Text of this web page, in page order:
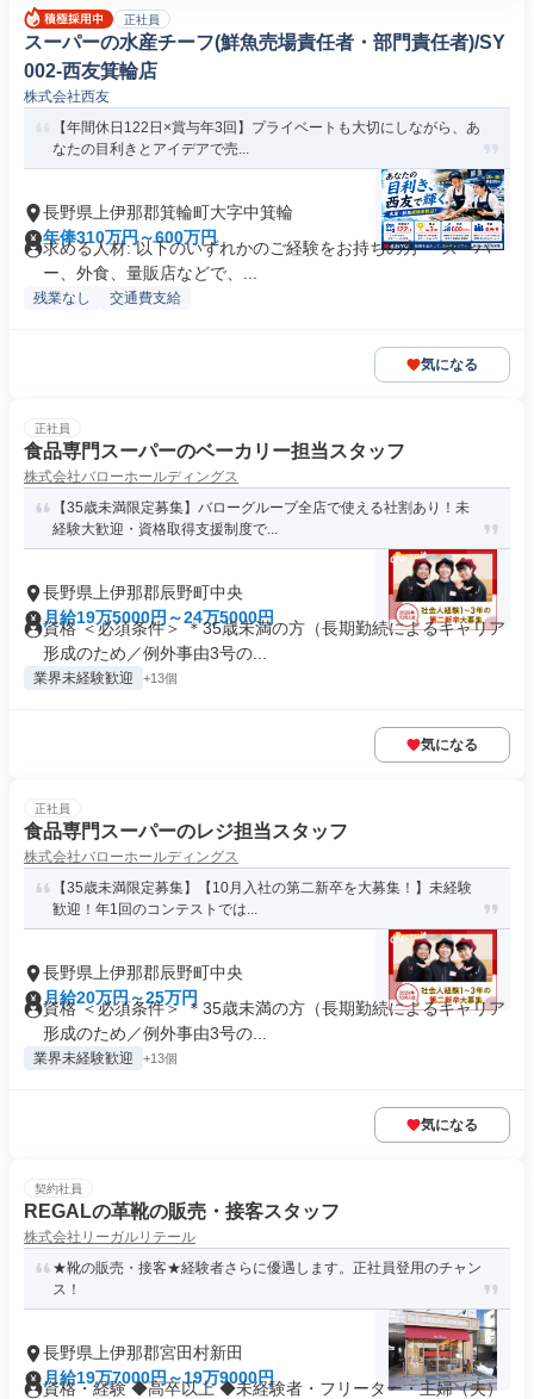
正社員
スーパーの水産チーフ(鮮魚売場責任者・部門責任者)/SY
002-西友箕輪店
株式会社西友
【年間休日122日×賞与年3回】プライベートも大切にしながら、あ
なたの目利きとアイデアで売...
長野県上伊那郡箕輪町大字中箕輪
年俸310万円～600万円
求める人材: 以下のいずれかのご経験をお持ちの方 ・スーパ
ー、外食、量販店などで、...
残業なし 交通費支給
気になる
正社員
食品専門スーパーのベーカリー担当スタッフ
株式会社バローホールディングス
【35歳未満限定募集】バローグループ全店で使える社割あり！未
経験大歓迎・資格取得支援制度で...
長野県上伊那郡辰野町中央
月給19万5000円～24万5000円
資格 ＜必須条件＞ ＊35歳未満の方（長期勤続によるキャリア
形成のため／例外事由3号の...
業界未経験歓迎 +13個
気になる
正社員
食品専門スーパーのレジ担当スタッフ
株式会社バローホールディングス
【35歳未満限定募集】【10月入社の第二新卒を大募集！】未経験
歓迎！年1回のコンテストでは...
長野県上伊那郡辰野町中央
月給20万円～25万円
資格 ＜必須条件＞ ＊35歳未満の方（長期勤続によるキャリア
形成のため／例外事由3号の...
業界未経験歓迎 +13個
気になる
契約社員
REGALの革靴の販売・接客スタッフ
株式会社リーガルリテール
★靴の販売・接客★経験者さらに優遇します。正社員登用のチャン
ス！
長野県上伊那郡宮田村新田
月給19万7000円～19万9000円
資格・経験 ◆高卒以上 ◆未経験者・フリーター・主婦（夫）